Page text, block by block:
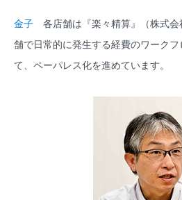
金子 各店舗は『楽々精算』（株式会
舗で日常的に発生する経費のワーク
て、ペーパレス化を進めています。